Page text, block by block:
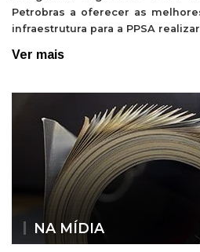
Petrobras a oferecer as
infraestrutura para a PPSA
Ver mais
NA MÍDIA